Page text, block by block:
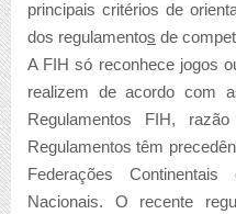
principais critérios de
dos regulamentos de
A FIH só reconhece jogos
realizem de acordo com
Regulamentos FIH,
Regulamentos têm
Federações
Nacionais. O recente